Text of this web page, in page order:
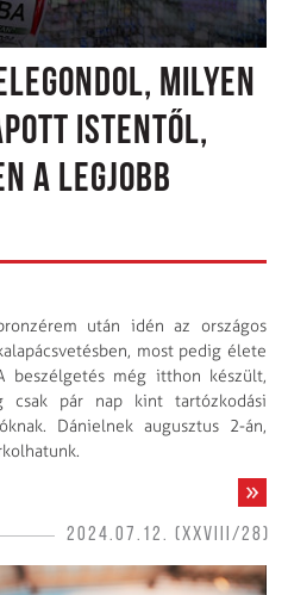
MILYEN
ISTENTŐL,
A LEGJOBB
után idén az országos
most pedig élete
beszélgetés még itthon készült,
csak pár nap kint tartózkodási
Dánielnek augusztus 2-án,
2024.07.12. (XXVIII/28)